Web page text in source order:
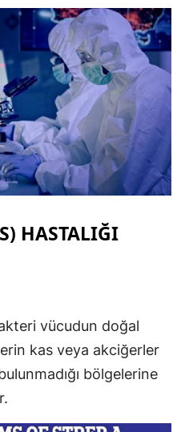
HASTALIĞI
vücudun doğal
kas veya akciğerler
bölgelerine